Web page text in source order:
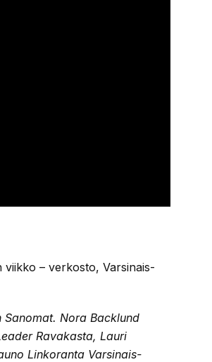
viikko – verkosto, Varsinais-
Nora Backlund
Ravakasta, Lauri
Linkoranta Varsinais-